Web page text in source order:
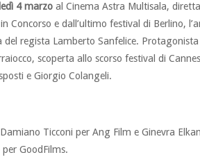
4 marzo al Cinema Astra Multisala,
Concorso e dall’ultimo festival di Berlino,
del regista Lamberto Sanfelice.
scoperta allo scorso festival di
e Giorgio Colangeli.
Ticconi per Ang Film e Ginevra
per GoodFilms.